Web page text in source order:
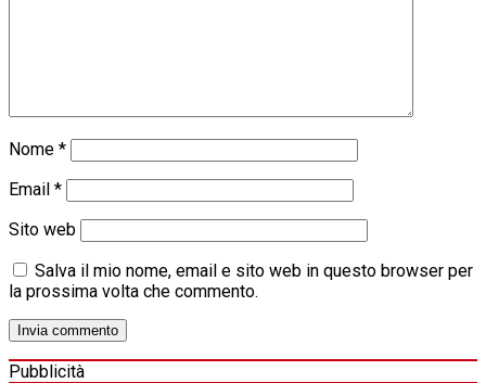
Nome *
Email *
Sito web
Salva il mio nome, email e sito web in questo browser per
la prossima volta che commento.
Pubblicità